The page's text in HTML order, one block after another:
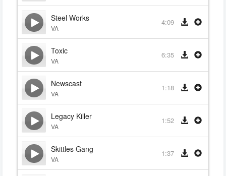
Steel Works
VA
4:09
Toxic
VA
6:35
Newscast
VA
1:18
Legacy Killer
VA
1:52
Skittles Gang
VA
1:37